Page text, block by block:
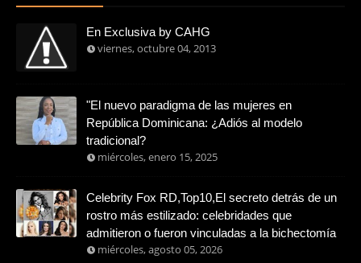
En Exclusiva by CAHG
viernes, octubre 04, 2013
"El nuevo paradigma de las mujeres en
República Dominicana: ¿Adiós al modelo
tradicional?
miércoles, enero 15, 2025
Celebrity Fox RD,Top10,El secreto detrás de un
rostro más estilizado: celebridades que
admitieron o fueron vinculadas a la bichectomía
miércoles, agosto 05, 2026